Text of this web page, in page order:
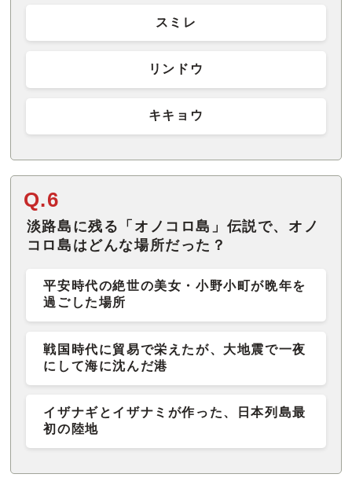
スミレ
リンドウ
キキョウ
Q.6
淡路島に残る「オノコロ島」伝説で、オノ
コロ島はどんな場所だった？
平安時代の絶世の美女・小野小町が晩年を
過ごした場所
戦国時代に貿易で栄えたが、大地震で一夜
にして海に沈んだ港
イザナギとイザナミが作った、日本列島最
初の陸地